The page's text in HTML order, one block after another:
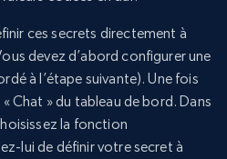
ces secrets directement à
devez d’abord configurer une
à l’étape suivante). Une fois
Chat » du tableau de bord. Dans
la fonction
lui de définir votre secret à